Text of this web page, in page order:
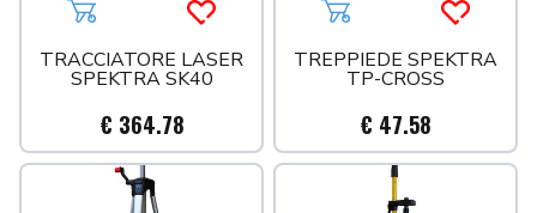
Aggiungi al carrelloAcquista più tardi
TRACCIATORE LASER
SPEKTRA SK40
€ 364.78
Aggiungi al carrello
TREPPIEDE SPEKTRA
TP-CROSS
€ 47.58